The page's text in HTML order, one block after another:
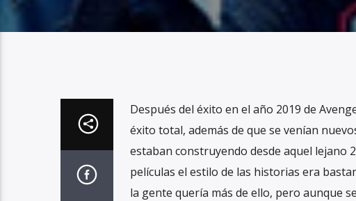
Después del éxito en el año 2019 de
éxito total, además de que se venían
estaban construyendo desde aquel lejano
películas el estilo de las historias era
la gente quería más de ello, pero aunque